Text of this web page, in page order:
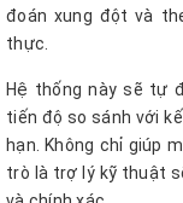
đoán xung đột và
thực.
Hệ thống này sẽ tự
tiến độ so sánh với
hạn. Không chỉ giúp
trò là trợ lý kỹ thuật